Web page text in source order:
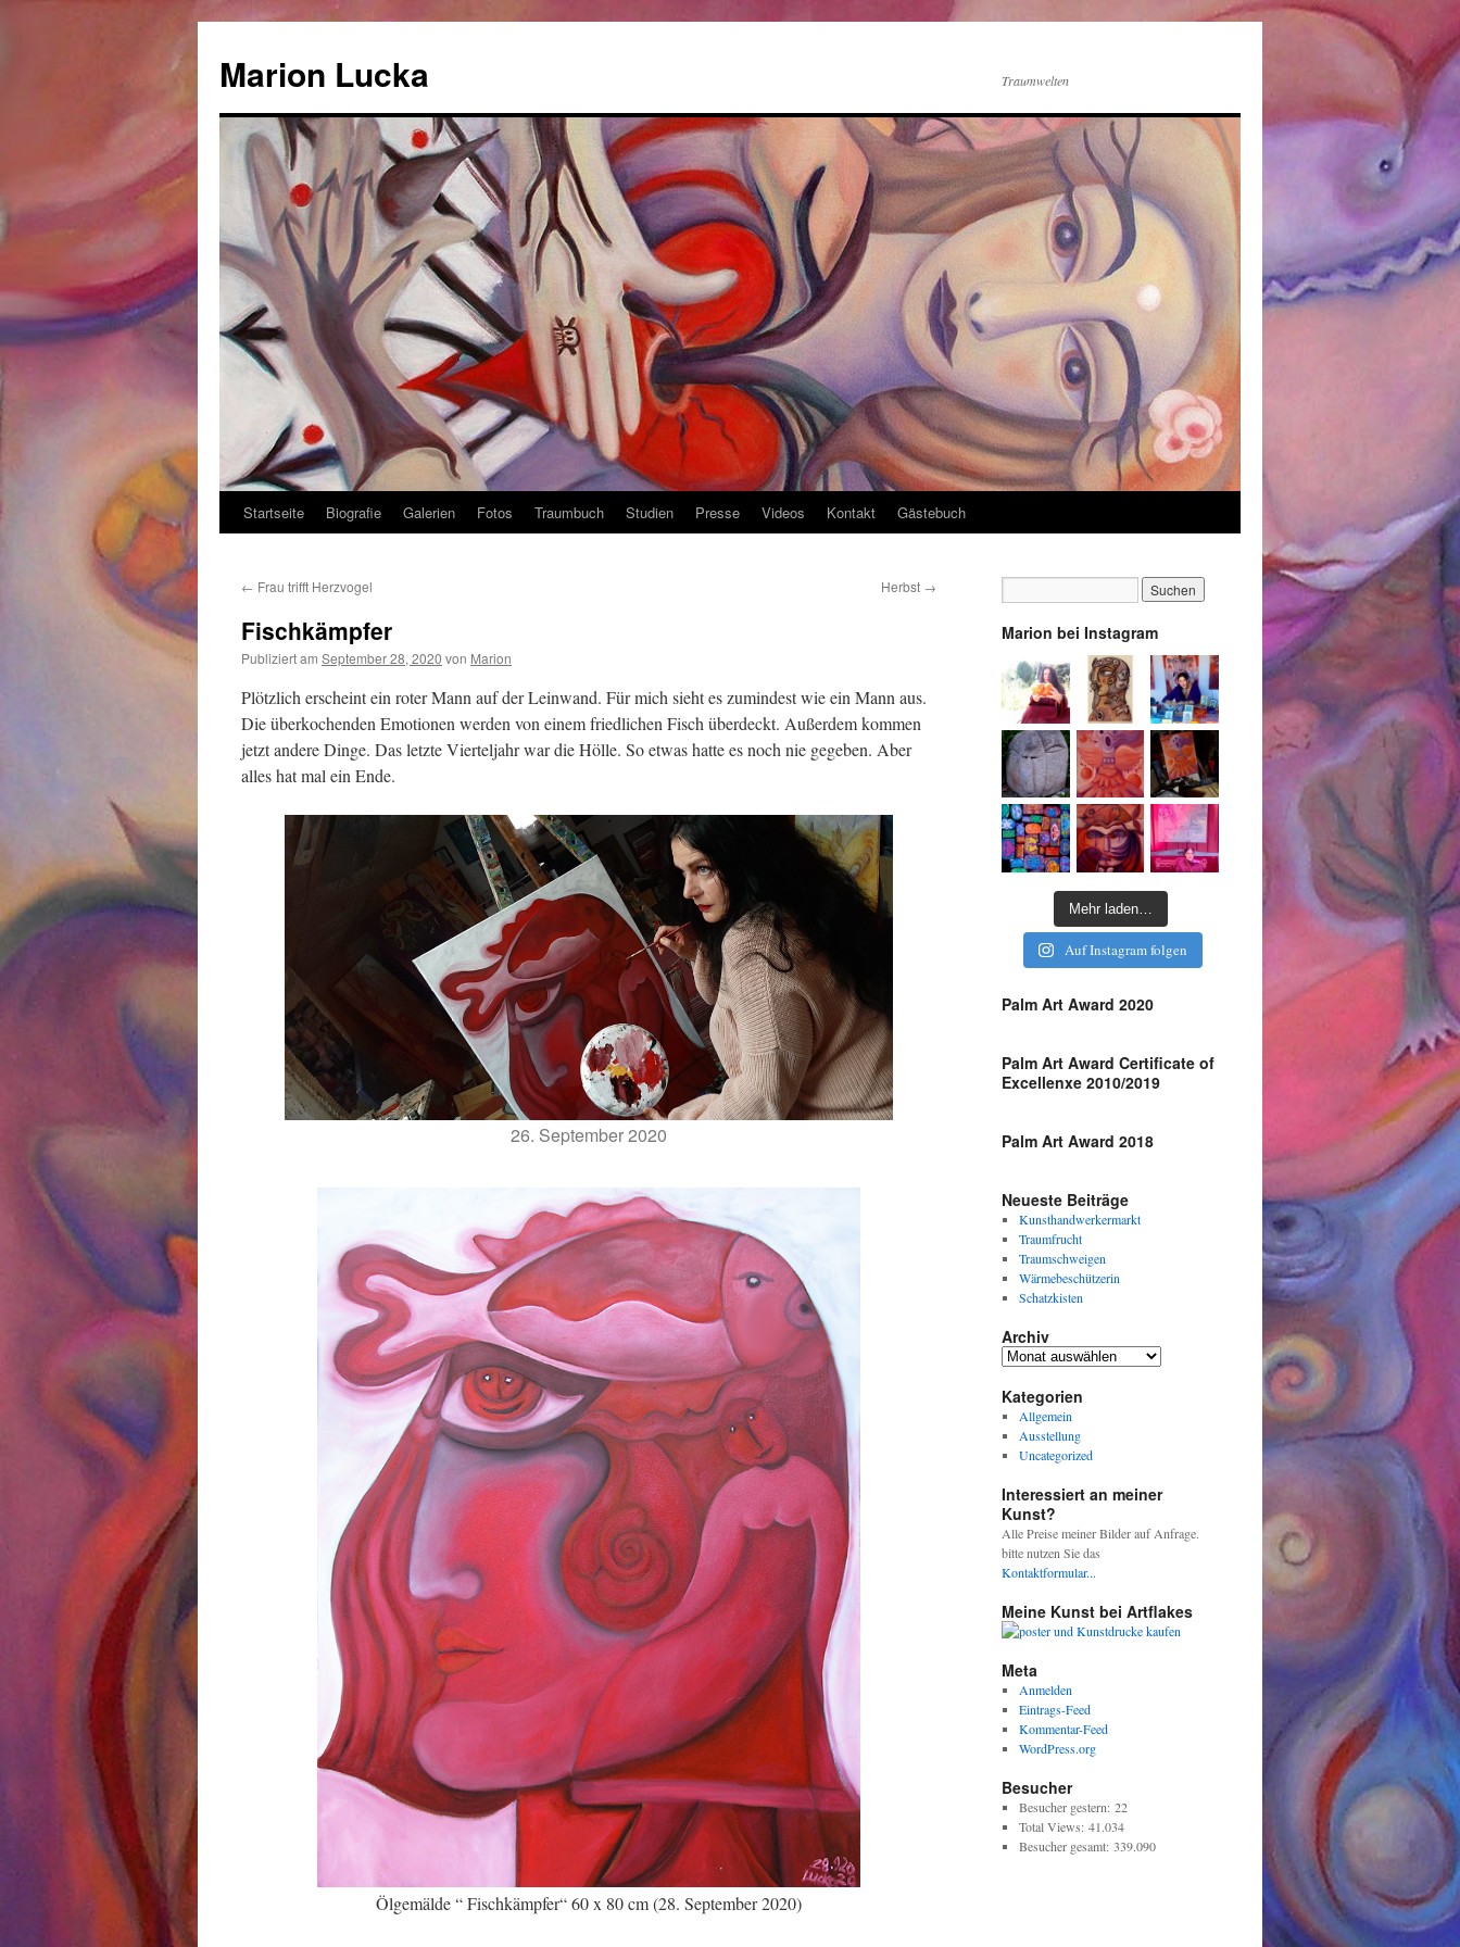
Marion Lucka Traumwelten
Zum
springen
Startseite Biografie Galerien Fotos Traumbuch Studien Presse Videos Kontakt Gästebuch
← Frau trifft Herzvogel Herbst →
Fischkämpfer
Publiziert am September 28, 2020 von Marion
Plötzlich erscheint ein roter Mann auf der Leinwand. Für mich sieht es zumindest wie ein Mann aus.
Die überkochenden Emotionen werden von einem friedlichen Fisch überdeckt. Außerdem kommen
jetzt andere Dinge. Das letzte Vierteljahr war die Hölle. So etwas hatte es noch nie gegeben. Aber
alles hat mal ein Ende.
26. September 2020
Ölgemälde “ Fischkämpfer“ 60 x 80 cm (28. September 2020)
Marion bei Instagram
Mehr laden…
Auf Instagram folgen
Palm Art Award 2020
Palm Art Award Certificate of
Excellenxe 2010/2019
Palm Art Award 2018
Neueste Beiträge
Kunsthandwerkermarkt
Traumfrucht
Traumschweigen
Wärmebeschützerin
Schatzkisten
Archiv
Archiv
Kategorien
Allgemein
Ausstellung
Uncategorized
Interessiert an meiner
Kunst?
Alle Preise meiner Bilder auf Anfrage.
bitte nutzen Sie das
Kontaktformular...
Meine Kunst bei Artflakes
Meta
Anmelden
Eintrags-Feed
Kommentar-Feed
WordPress.org
Besucher
Besucher gestern: 22
Total Views: 41.034
Besucher gesamt: 339.090